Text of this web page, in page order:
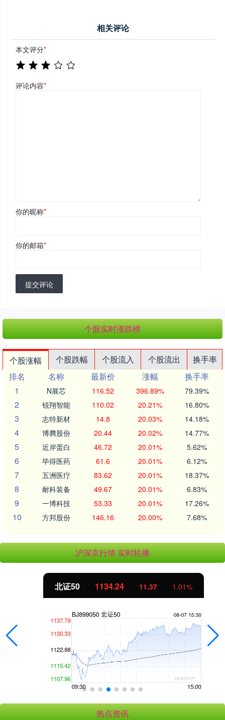
相关评论
本文评分*
评论内容*
你的昵称*
你的邮箱*
提交评论
个股实时涨跌榜
个股涨幅 个股跌幅 个股流入 个股流出
换手率
排名
名称 最新价 涨幅
换手率
1
N展芯 116.52 396.89% 79.39%
2 锐翔智能 110.02 20.21% 16.80%
3 志特新材 14.8 20.03% 14.18%
4 博腾股份 20.44 20.02% 14.77%
5 近岸蛋白 46.72 20.01% 5.62%
6 毕得医药 61.6 20.01% 6.12%
7 五洲医疗 83.62 20.01% 18.37%
8 耐科装备 49.67 20.01% 6.83%
9 一博科技 53.33 20.01% 17.26%
10 方邦股份 146.16 20.00% 7.68%
沪深京行情 实时轮播
北证50 1134.24 11.37 1.01%
热点资讯